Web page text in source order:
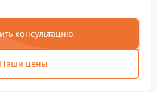
консультацию
Наши цены